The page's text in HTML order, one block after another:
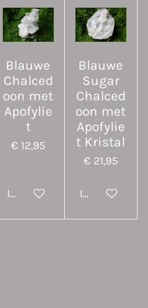
Blauwe
Chalced
oon met
Apofylie
t
€ 12,95
In winkelwagen
Blauwe
Sugar
Chalced
oon met
Apofylie
t Kristal
€ 21,95
In